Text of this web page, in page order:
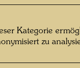
Kategorie
zu